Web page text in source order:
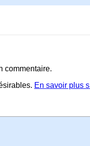
commentaire.
En savoir plus